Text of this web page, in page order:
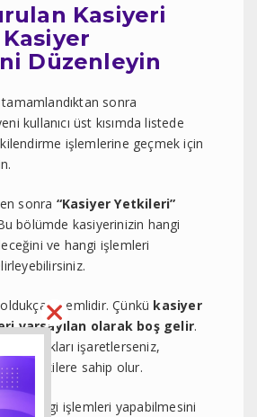
Kasiyeri
Düzenleyin
sonra
kullanıcı üst kısımda listede
işlemlerine geçmek için
sonra “Kasiyer Yetkileri”
Bu bölümde kasiyerinizin hangi
ve hangi işlemleri
önemlidir. Çünkü kasiyer
varsayılan olarak boş gelir.
kutucukları işaretlerseniz,
o yetkilere sahip olur.
hangi işlemleri yapabilmesini